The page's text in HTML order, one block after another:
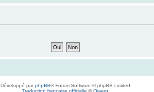
Développé parphpBB® Forum Software © phpBB Limited
Traduction française officielle ©Qiaeru